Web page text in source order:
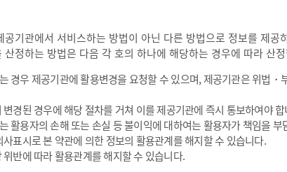
기관에서 서비스하는 방법이 아닌 다른 방법으로 정보를 제공
정하는 방법은 다음 각 호의 하나에 해당하는 경우에 따라 산
경우 제공기관에 활용변경을 요청할 수 있으며, 제공기관은 위법・
경된 경우에 해당 절차를 거쳐 이를 제공기관에 즉시 통보하여야
활용자의 손해 또는 손실 등 불이익에 대하여는 활용자가 책임을 부
표시로 본 약관에 의한 정보의 활용관계를 해지할 수 있습니다.
반에 따라 활용관계를 해지할 수 있습니다.